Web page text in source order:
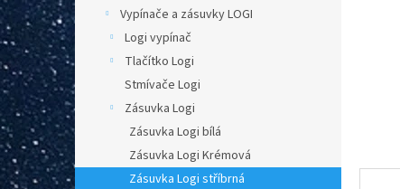
n
e
l
Vypínače a zásuvky LOGI
Logi vypínač
Tlačítko Logi
Stmívače Logi
Zásuvka Logi
Zásuvka Logi bílá
Zásuvka Logi Krémová
Zásuvka Logi stříbrná